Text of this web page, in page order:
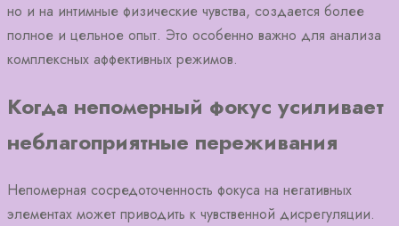
но и на интимные физические чувства, создается более
полное и цельное опыт. Это особенно важно для анализа
комплексных аффективных режимов.
Когда непомерный фокус усиливает
неблагоприятные переживания
Непомерная сосредоточенность фокуса на негативных
элементах может приводить к чувственной дисрегуляции.